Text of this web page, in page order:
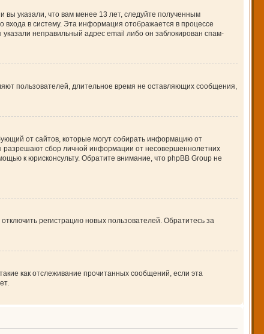
вы указали, что вам менее 13 лет, следуйте полученным
в систему. Эта информация отображается в процессе
неправильный адрес email либо он заблокирован спам-
пользователей, длительное время не оставляющих сообщения,
от сайтов, которые могут собирать информацию от
разрешают сбор личной информации от несовершеннолетних
к юрисконсульту. Обратите внимание, что phpBB Group не
регистрацию новых пользователей. Обратитесь за
как отслеживание прочитанных сообщений, если эта